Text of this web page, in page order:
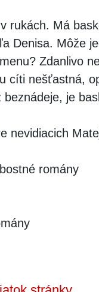
rukách. Má
Denisa. Môže
Zdanlivo
cíti nešťastná,
je
nevidiacich
romány